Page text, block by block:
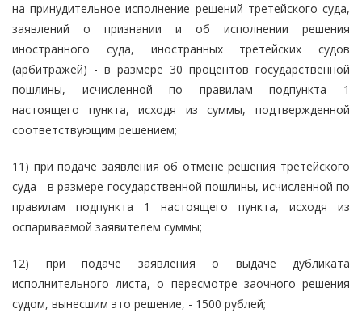
на принудительное исполнение решений третейского суда,
заявлений о признании и об исполнении решения
иностранного суда, иностранных третейских судов
(арбитражей) - в размере 30 процентов государственной
пошлины, исчисленной по правилам подпункта 1
настоящего пункта, исходя из суммы, подтвержденной
соответствующим решением;
11) при подаче заявления об отмене решения третейского
суда - в размере государственной пошлины, исчисленной по
правилам подпункта 1 настоящего пункта, исходя из
оспариваемой заявителем суммы;
12) при подаче заявления о выдаче дубликата
исполнительного листа, о пересмотре заочного решения
судом, вынесшим это решение, - 1500 рублей;